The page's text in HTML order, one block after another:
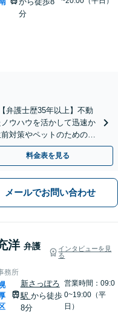
分
弁護士歴35年以上】不動
ウハウを活かして迅速か
対策やペットのための年
駅8分】
料金表を見る
メールでお問い合わせ
洋 弁護
インタビューを見
る
務所
新さっぽろ
駅 から徒歩
8分
営業時間：09:0
0~19:00（平
日）